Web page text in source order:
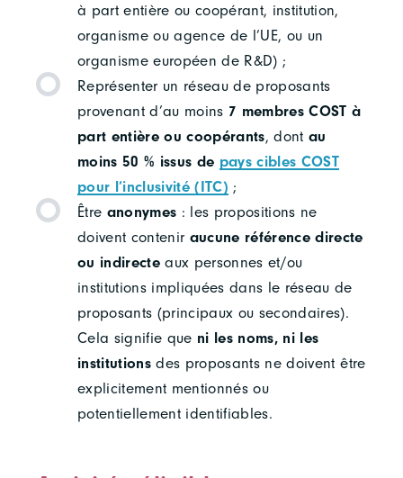
à part entière ou coopérant, institution,
organisme ou agence de l’UE, ou un
organisme européen de R&D) ;
Représenter un réseau de proposants
provenant d’au moins 7 membres COST à
part entière ou coopérants, dontau
moins 50 % issus de pays cibles COST
pour l’inclusivité (ITC) ;
Être anonymes : les propositions ne
doivent contenir aucune référence directe
ou indirecteaux personnes et/ou
institutions impliquées dans le réseau de
proposants (principaux ou secondaires).
Cela signifie que ni les noms, ni les
institutionsdes proposants ne doivent être
explicitement mentionnés ou
potentiellement identifiables.